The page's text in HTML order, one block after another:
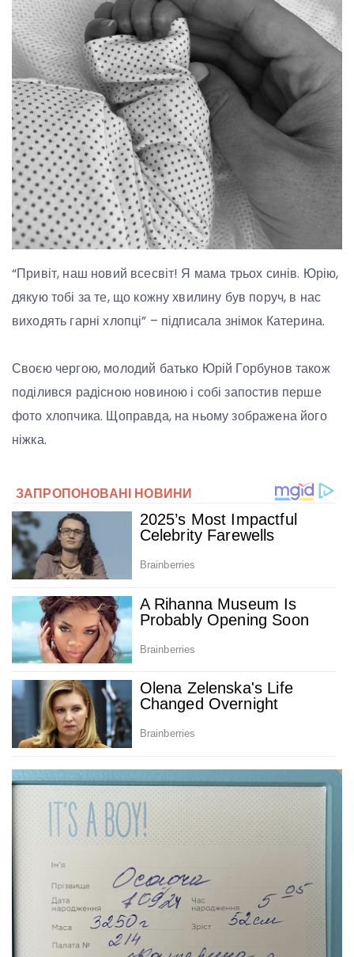
“Привіт, наш новий всесвіт! Я мама трьох синів. Юрію,
дякую тобі за те, що кожну хвилину був поруч, в нас
виходять гарні хлопці” – підписала знімок Катерина.
Своєю чергою, молодий батько Юрій Горбунов також
поділився радісною новиною і собі запостив перше
фото хлопчика. Щоправда, на ньому зображена його
ніжка.